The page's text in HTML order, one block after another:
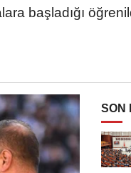
başladığı
SON